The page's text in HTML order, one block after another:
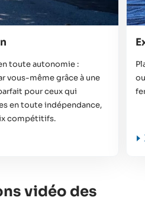
toute autonomie :
vous-même grâce à une
pour ceux qui
en toute indépendance,
compétitifs.
vidéo des